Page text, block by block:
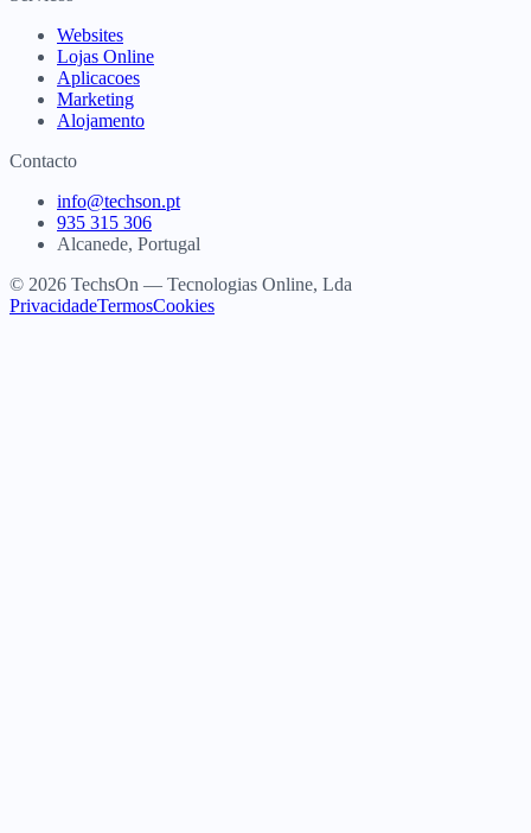
Websites
Lojas Online
Aplicacoes
Marketing
Alojamento
Contacto
info@techson.pt
935 315 306
Alcanede, Portugal
© 2026 TechsOn — Tecnologias Online, Lda
PrivacidadeTermosCookies